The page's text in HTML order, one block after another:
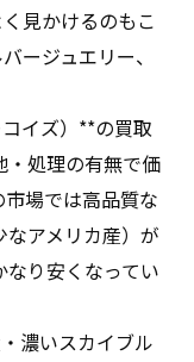
見かけるのもこ
ージュエリー、
イズ）**の買取
・処理の有無で価
場では高品質な
アメリカ産）が
り安くなってい
濃いスカイブル